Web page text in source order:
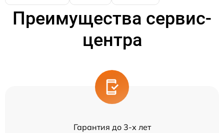
Преимущества сервис-
центра
Гарантия до 3-х лет